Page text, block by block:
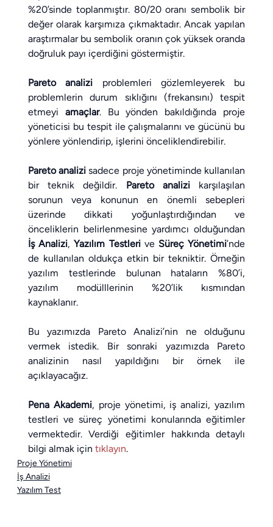
%20’sinde toplanmıştır. 80/20 oranı sembolik bir
değer olarak karşımıza çıkmaktadır. Ancak yapılan
araştırmalar bu sembolik oranın çok yüksek oranda
doğruluk payı içerdiğini göstermiştir.
Pareto analizi problemleri gözlemleyerek bu
problemlerin durum sıklığını (frekansını) tespit
etmeyi amaçlar. Bu yönden bakıldığında proje
yöneticisi bu tespit ile çalışmalarını ve gücünü bu
yönlere yönlendirip, işlerini önceliklendirebilir.
Pareto analizi sadece proje yönetiminde kullanılan
bir teknik değildir. Pareto analizi karşılaşılan
sorunun veya konunun en önemli sebepleri
üzerinde dikkati yoğunlaştırdığından ve
İş Analizi, Yazılım Testleri ve Süreç Yönetimi’nde
de kullanılan oldukça etkin bir tekniktir. Örneğin
yazılım testlerinde bulunan hataların %80’i,
yazılım modülllerinin %20’lik kısmından
kaynaklanır.
Bu yazımızda Pareto Analizi’nin ne olduğunu
vermek istedik. Bir sonraki yazımızda Pareto
analizinin nasıl yapıldığını bir örnek ile
açıklayacağız.
Pena Akademi, proje yönetimi, iş analizi, yazılım
testleri ve süreç yönetimi konularında eğitimler
vermektedir. Verdiği eğitimler hakkında detaylı
bilgi almak için tıklayın.
Proje Yönetimi
İş Analizi
Yazılım Test